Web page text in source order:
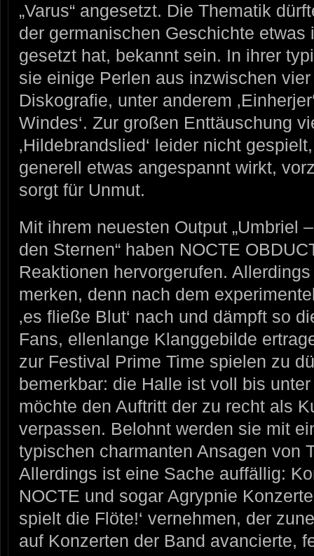
„Varus“ angesetzt. Die Thematik
der germanischen Geschichte etwas
gesetzt hat, bekannt sein. In ihrer
sie einige Perlen aus inzwischen
Diskografie, unter anderem
Windes‘. Zur großen Enttäuschung
‚Hildebrandslied‘ leider nicht
generell etwas angespannt wirkt,
sorgt für Unmut.
Mit ihrem neuesten Output „Umbriel
den Sternen“ haben NOCTE
Reaktionen hervorgerufen.
merken, denn nach dem
‚es fließe Blut‘ nach und dämpft so
Fans, ellenlange Klanggebilde
zur Festival Prime Time spielen zu
bemerkbar: die Halle ist voll bis
möchte den Auftritt der zu recht als
verpassen. Belohnt werden sie mit
typischen charmanten Ansagen von
Allerdings ist eine Sache auffällig:
NOCTE und sogar Agrypnie
spielt die Flöte!‘ vernehmen, der
auf Konzerten der Band avancierte,